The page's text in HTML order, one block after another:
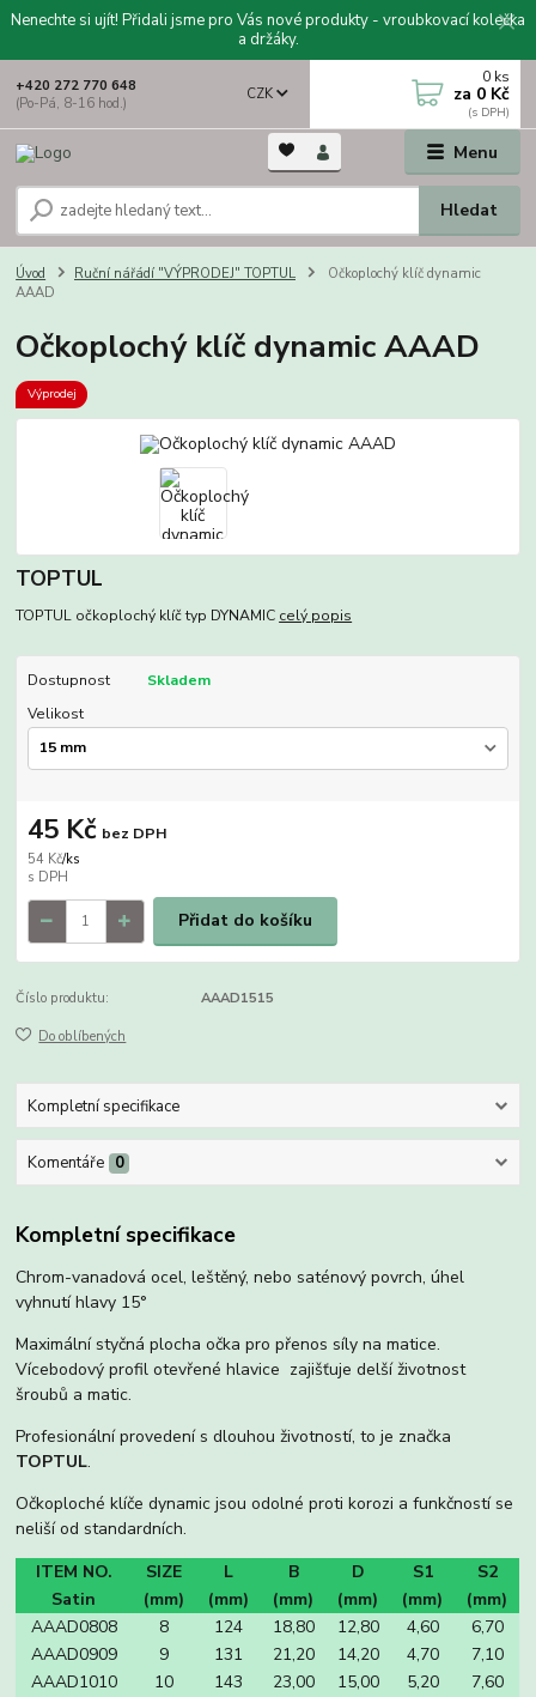
Nenechte si ujít! Přidali jsme pro Vás nové produkty - vroubkovací kolečka
a držáky.
Menu
CZK
Hledat
+420 272 770 648
(Po-Pá, 8-16 hod.)
0 ks
za 0 Kč
Úvod Ruční nářádí "VÝPRODEJ" TOPTUL
Očkoplochý klíč dynamic
AAAD
Očkoplochý klíč dynamic AAAD
Výprodej
TOPTUL
TOPTUL očkoplochý klíč typ DYNAMIC celý popis
Dostupnost
Skladem
Velikost
54 Kč/ks
45 Kč bez DPH
Přidat do košíku
Číslo produktu: AAAD1515
Do oblíbených
Kompletní specifikace
Komentáře 0
Kompletní specifikace
Chrom-vanadová ocel, leštěný, nebo saténový povrch, úhel
vyhnutí hlavy 15°
Maximální styčná plocha očka pro přenos síly na matice.
Vícebodový profil otevřené hlavice zajišťuje delší životnost
šroubů a matic.
Profesionální provedení s dlouhou životností, to je značka
TOPTUL.
Očkoploché klíče dynamic jsou odolné proti korozi a funkčností se
neliší od standardních.
ITEM NO.
SIZE L B D S1
S2
Satin
(mm) (mm) (mm) (mm) (mm)
(mm)
AAAD0808
8 124 18,80 12,80 4,60
6,70
AAAD0909
9 131 21,20 14,20 4,70
7,10
AAAD1010
10 143 23,00 15,00 5,20
7,60